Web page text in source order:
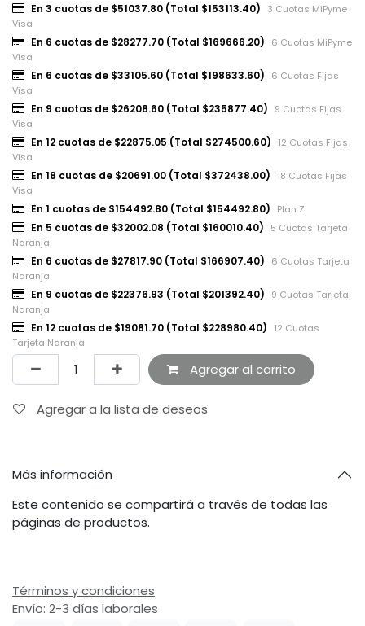
En 3 cuotas de $51037.80 (Total $153113.40)
3 Cuotas MiPyme
Visa
En 6 cuotas de $28277.70 (Total $169666.20)
6 Cuotas MiPyme
Visa
En 6 cuotas de $33105.60 (Total $198633.60)
6 Cuotas Fijas
Visa
En 9 cuotas de $26208.60 (Total $235877.40)
9 Cuotas Fijas
Visa
En 12 cuotas de $22875.05 (Total $274500.60)
12 Cuotas Fijas
Visa
En 18 cuotas de $20691.00 (Total $372438.00)
18 Cuotas Fijas
Visa
En 1 cuotas de $154492.80 (Total $154492.80) Plan Z
En 5 cuotas de $32002.08 (Total $160010.40)
5 Cuotas Tarjeta
Naranja
En 6 cuotas de $27817.90 (Total $166907.40)
6 Cuotas Tarjeta
Naranja
En 9 cuotas de $22376.93 (Total $201392.40)
9 Cuotas Tarjeta
Naranja
En 12 cuotas de $19081.70 (Total $228980.40)
12 Cuotas
Tarjeta Naranja
Agregar al carrito
Agregar a la lista de deseos
Más información
Este contenido se compartirá a través de todas las
páginas de productos.
Términos y condiciones
Envío: 2-3 días laborales